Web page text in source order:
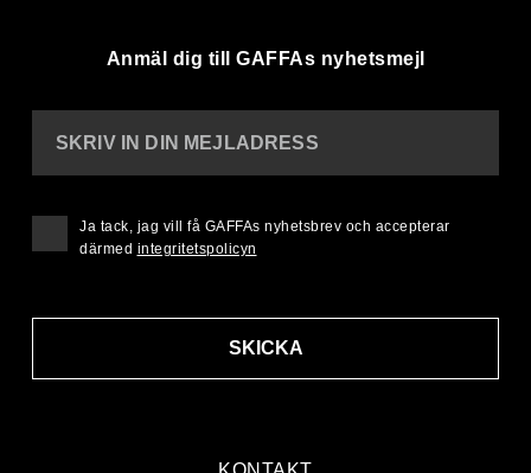
Anmäl dig till GAFFAs nyhetsmejl
SKRIV IN DIN MEJLADRESS
SKICKA
Ja tack, jag vill få GAFFAs nyhetsbrev och accepterar
därmed integritetspolicyn